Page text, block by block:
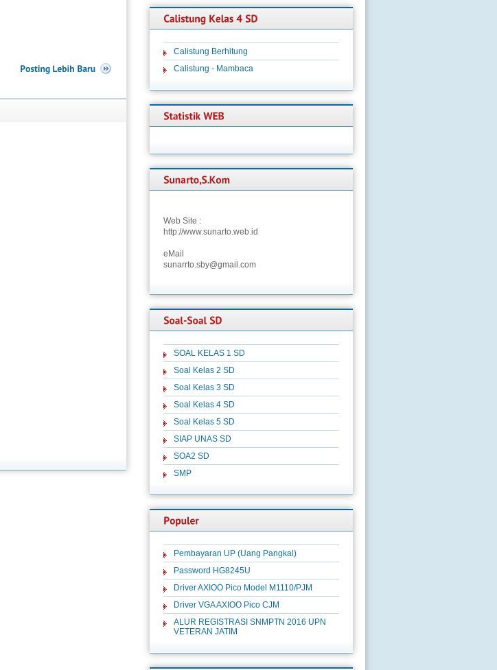
Calistung Berhitung
Calistung - Mambaca
Web Site :
http://www.sunarto.web.id
eMail
sunarrto.sby@gmail.com
SOAL KELAS 1 SD
Soal Kelas 2 SD
Soal Kelas 3 SD
Soal Kelas 4 SD
Soal Kelas 5 SD
SIAP UNAS SD
SOA2 SD
SMP
Pembayaran UP (Uang Pangkal)
Password HG8245U
Driver AXIOO Pico Model M1110/PJM
Driver VGA AXIOO Pico CJM
ALUR REGISTRASI SNMPTN 2016 UPN
VETERAN JATIM